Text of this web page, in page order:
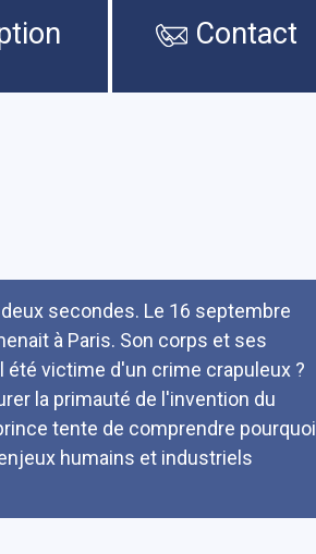
Contact
secondes. Le 16 septembre
à Paris. Son corps et ses
victime d'un crime crapuleux ?
la primauté de l'invention du
tente de comprendre pourquoi
humains et industriels